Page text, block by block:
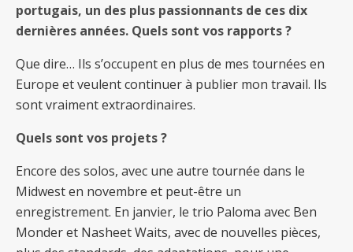
portugais, un des plus passionnants de ces dix
dernières années. Quels sont vos rapports ?
Que dire… Ils s’occupent en plus de mes tournées en
Europe et veulent continuer à publier mon travail. Ils
sont vraiment extraordinaires.
Quels sont vos projets ?
Encore des solos, avec une autre tournée dans le
Midwest en novembre et peut-être un
enregistrement. En janvier, le trio Paloma avec Ben
Monder et Nasheet Waits, avec de nouvelles pièces,